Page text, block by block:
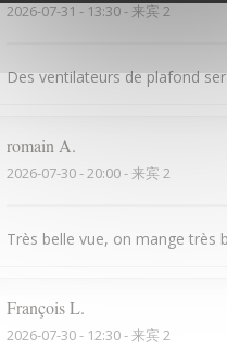
2026-07-31 - 13:30 - 来宾 2
Des ventilateurs de plafond
romain A
2026-07-30- 20:00 - 来宾 2
Très belle vue, on mange très
FrançoisL
2026-07-30- 12:30 - 来宾 2